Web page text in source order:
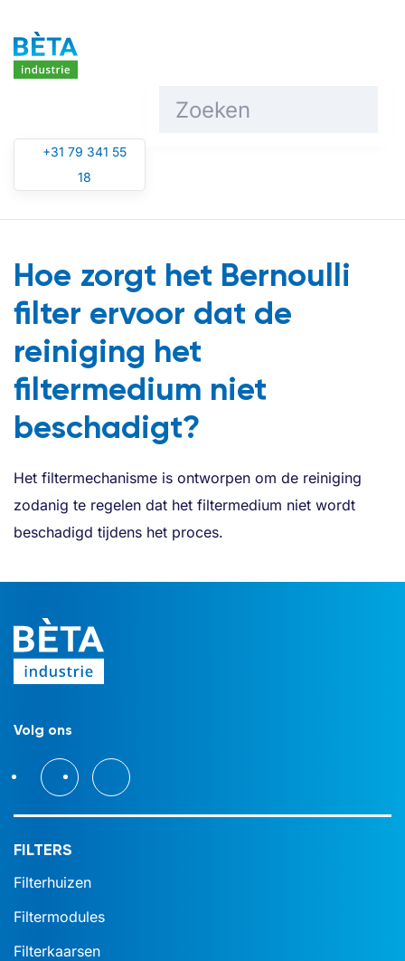
Overslaan en naar de inhoud gaan
+31 79 341 55
18
Hoe zorgt het Bernoulli
filter ervoor dat de
reiniging het
filtermedium niet
beschadigt?
Het filtermechanisme is ontworpen om de reiniging
zodanig te regelen dat het filtermedium niet wordt
beschadigd tijdens het proces.
Volg ons
FILTERS
Filterhuizen
Filtermodules
Filterkaarsen